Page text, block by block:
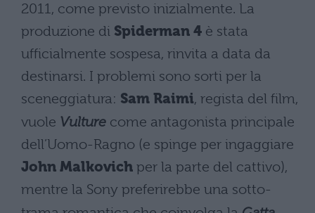
2011, come previsto inizialmente. La
produzione di Spiderman 4 è stata
ufficialmente sospesa, rinvita a data da
destinarsi. I problemi sono sorti per la
sceneggiatura: Sam Raimi, regista del film,
vuole Vulture come antagonista principale
dell’Uomo-Ragno (e spinge per ingaggiare
John Malkovich per la parte del cattivo),
mentre la Sony preferirebbe una sotto-